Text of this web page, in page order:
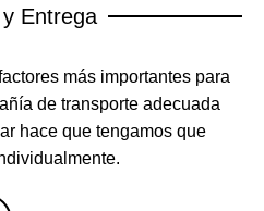
Entrega
más importantes para
de transporte adecuada
hace que tengamos que